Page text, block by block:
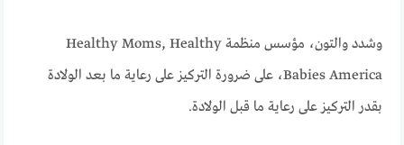
وشدد والتون، مؤسس منظمة Healthy Moms, Healthy
Babies America، على ضرورة التركيز على رعاية ما بعد الولادة
بقدر التركيز على رعاية ما قبل الولادة.